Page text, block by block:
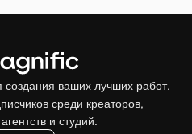
ваших лучших работ.
среди креаторов,
и студий.